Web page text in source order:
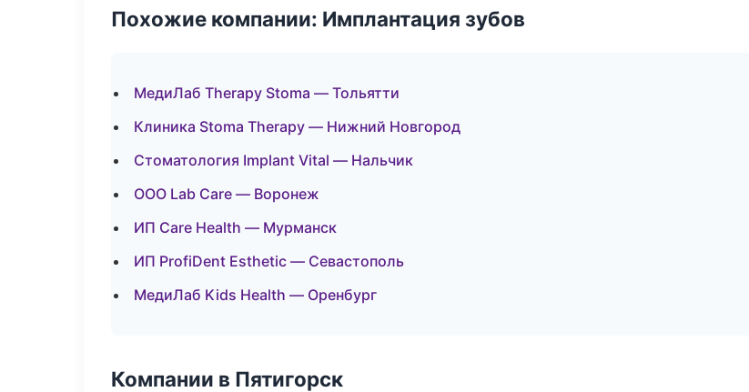
Похожие компании: Имплантация зубов
МедиЛаб Therapy Stoma — Тольятти
Клиника Stoma Therapy — Нижний Новгород
Стоматология Implant Vital — Нальчик
ООО Lab Care — Воронеж
ИП Care Health — Мурманск
ИП ProfiDent Esthetic — Севастополь
МедиЛаб Kids Health — Оренбург
Компании в Пятигорск